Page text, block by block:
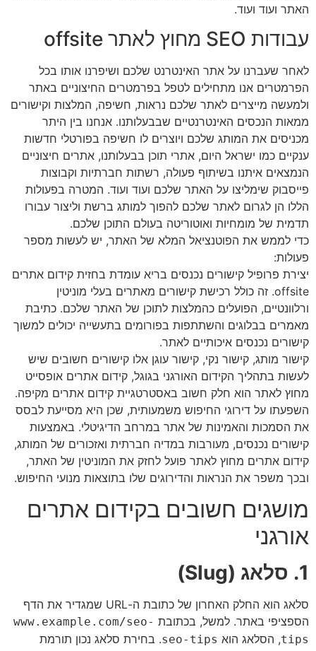
האתר ועוד ועוד.
עבודות SEO מחוץ לאתר offsite
לאחר שעברנו על אתר האינטרנט שלכם ושיפרנו אותו בכל
הפרמטרים אנו מתחילים לטפל בפרמטרים החיצוניים באתר
ולמעשה מייצרים לאתר שלכם נראות, חשיפה, המלצות וקישורים
ממאות הנכסים האינטרנטיים שבבעלותנו. אנחנו בין היתר
מכניסים את המותג שלכם ויוצרים לו חשיפה בפורטלי חדשות
ענקיים כמו ישראל היום, אתרי תוכן בבעלותנו, אתרים חיצוניים
הנמצאים איתנו בשיתוף פעולה, רשתות חברתיות וקבוצות
פייסבוק שימליצו על האתר שלכם ועוד ועוד. המטרה בפעולות
הללו הן לגרום לאתר שלכם להפוך למותג ברשת וליצור עבורו
תדמית של מומחיות ואוטוריטה בעולם התוכן שלכם.
כדי לממש את הפוטנציאל המלא של האתר, יש לעשות מספר
פעולות:
יצירת פרופיל קישורים נכנסים בריא עומדת בחזית קידום אתרים
offsite. זה כולל רכישת קישורים מאתרים בעלי מוניטין
ורלוונטיים, הפועלים כהמלצות לתוכן של האתר שלכם. כתיבת
מאמרים בבלוגים והשתתפות בפורומים בתעשייה יכולים למשוך
קישורים נכנסים איכותיים לאתר.
קישור מותג, קישור נקי, קישור עוגן אלו קישורים חשובים שיש
לעשות בתהליך הקידום האורגני בגוגל, קידום אתרים אופסייט
מחוץ לאתר הוא חלק חשוב באסטרטגיית קידום אתרים מקיפה.
השפעתו על דירוגי החיפוש משמעותית, שכן היא מסייעת לבסס
את הסמכות והאמינות של אתר במרחב הדיגיטלי. באמצעות
קישורים נכנסים, מעורבות במדיה חברתית ואזכורים של המותג,
קידום אתרים מחוץ לאתר פועל לחזק את המוניטין של האתר,
ובכך משפר את הנראות והדירוגים שלו בתוצאות מנועי החיפוש.
מושגים חשובים בקידום אתרים
אורגני
1. סלאג (Slug)
סלאג הוא החלק האחרון של כתובת ה-URL שמגדיר את הדף
הספציפי באתר. למשל, בכתובת www.example.com/seo-
tips, הסלאג הוא seo-tips. בחירת סלאג נכון תורמת